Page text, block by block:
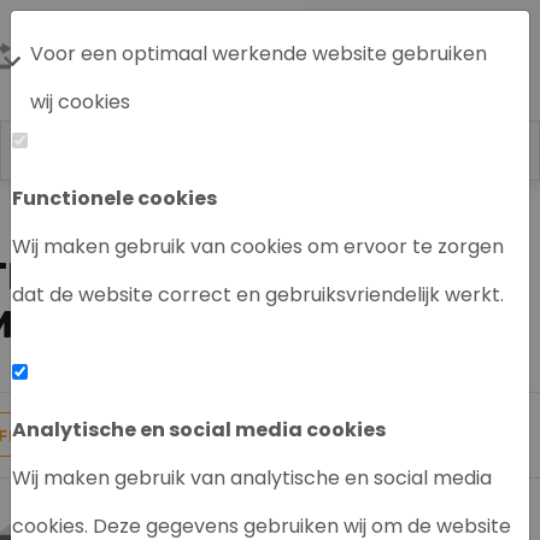
Voor een optimaal werkende website gebruiken
wij cookies
Functionele cookies
Wij maken gebruik van cookies om ervoor te zorgen
dat de website correct en gebruiksvriendelijk werkt.
Analytische en social media cookies
Wij maken gebruik van analytische en social media
cookies. Deze gegevens gebruiken wij om de website
Labrecycling HPLC systeem / en
SCIENTIFIC HPLC
9 Producten gevonden